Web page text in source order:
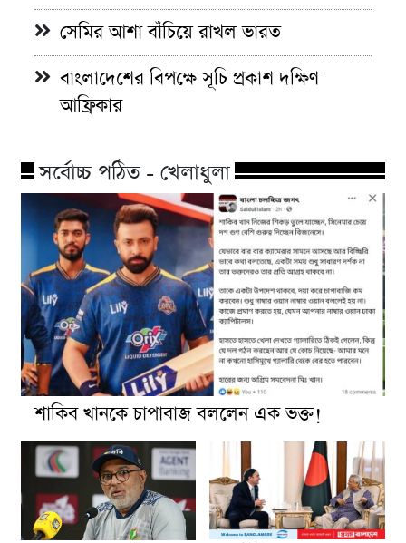
সেমির আশা বাঁচিয়ে রাখল ভারত
বাংলাদেশের বিপক্ষে সূচি প্রকাশ দক্ষিণ
আফ্রিকার
সর্বোচ্চ পঠিত - খেলাধুলা
শাকিব খানকে চাপাবাজ বললেন এক ভক্ত!